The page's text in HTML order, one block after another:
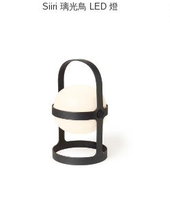
Siiri 璃光鳥 LED 燈